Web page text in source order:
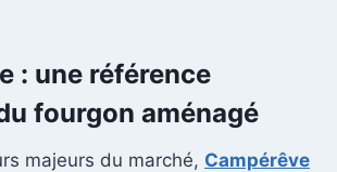
: une référence
fourgon aménagé
majeurs du marché, Campérêve